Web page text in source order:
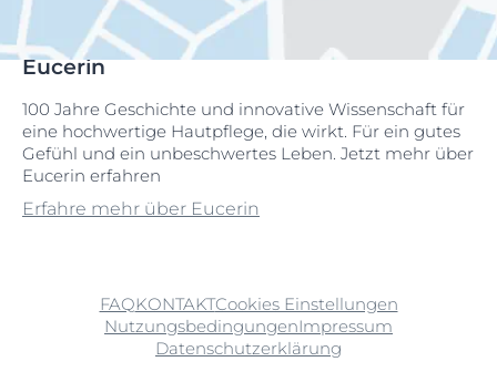
Eucerin
100 Jahre Geschichte und innovative Wissenschaft für
eine hochwertige Hautpflege, die wirkt. Für ein gutes
Gefühl und ein unbeschwertes Leben. Jetzt mehr über
Eucerin erfahren
Erfahre mehr über Eucerin
FAQKONTAKTCookies Einstellungen
NutzungsbedingungenImpressum
Datenschutzerklärung